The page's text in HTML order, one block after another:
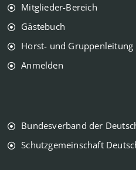
Mitglieder-Bereich
Gästebuch
Horst- und Gruppenleitung
Anmelden
Bundesverband der
Schutzgemeinschaft